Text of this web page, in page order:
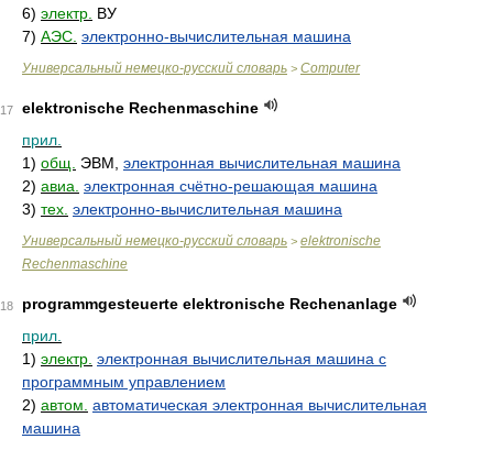
6) электр. ВУ
7) АЭС. электронно-вычислительная машина
Универсальный немецко-русский словарь > Computer
17
elektronische Rechenmaschine
прил.
1) общ. ЭВМ, электронная вычислительная машина
2) авиа. электронная счётно-решающая машина
3) тех. электронно-вычислительная машина
Универсальный немецко-русский словарь > elektronische
Rechenmaschine
18
programmgesteuerte elektronische Rechenanlage
прил.
1) электр. электронная вычислительная машина с
программным управлением
2) автом. автоматическая электронная вычислительная
машина